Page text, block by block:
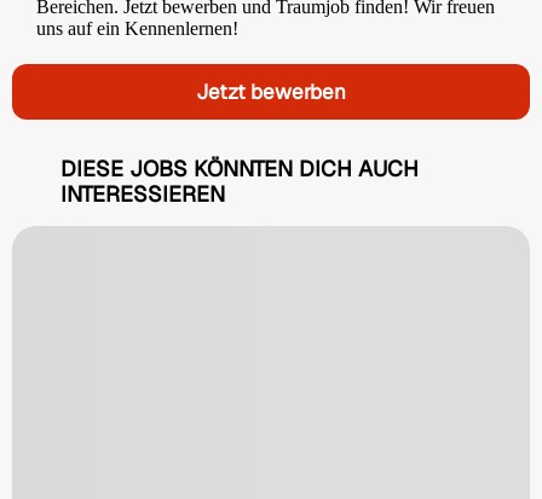
Bereichen. Jetzt bewerben und Traumjob finden! Wir freuen
uns auf ein Kennenlernen!
Jetzt bewerben
DIESE JOBS KÖNNTEN DICH AUCH
INTERESSIEREN